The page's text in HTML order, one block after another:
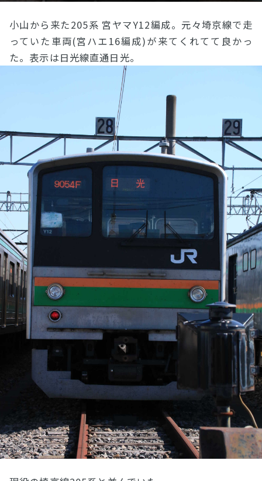
小山から来た205系 宮ヤマY12編成。元々埼京線で走
っていた車両(宮ハエ16編成)が来てくれてて良かっ
た。表示は日光線直通日光。